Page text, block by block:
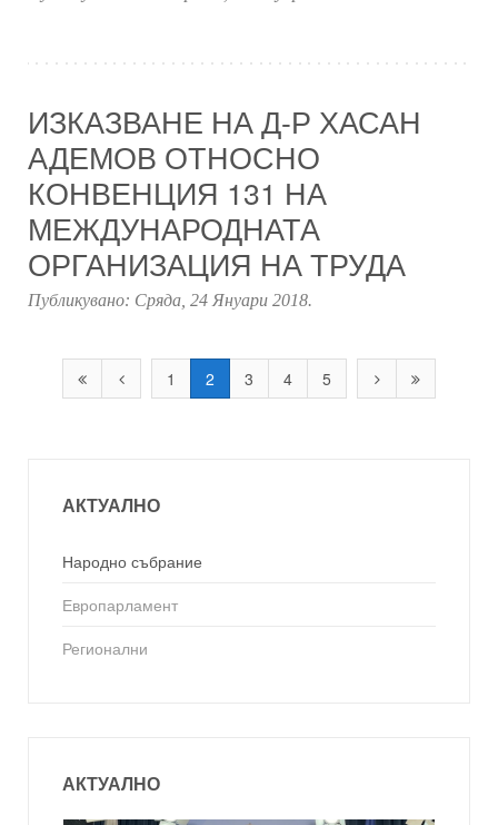
ИЗКАЗВАНЕ НА Д-Р ХАСАН
АДЕМОВ ОТНОСНО
КОНВЕНЦИЯ 131 НА
МЕЖДУНАРОДНАТА
ОРГАНИЗАЦИЯ НА ТРУДА
Публикувано: Сряда, 24 Януари 2018.
1 2 3 4 5
АКТУАЛНО
Народно събрание
Европарламент
Регионални
АКТУАЛНО